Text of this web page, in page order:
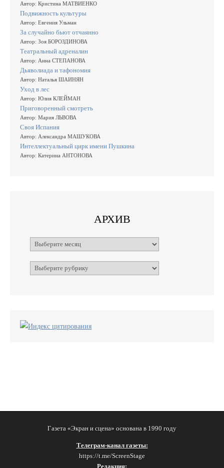
Автор: Кристина МАТВИЕНКО
Подвижность культуры
Автор: Евгения Ульман
За случайно бьют отчаянно
Автор: Зоя БОРОЗДИНОВА
Театральный адреналин
Автор: Анна СТЕПАНОВА
Дьяволиада и тафономия
Автор: Наталья ШАИНЯН
Уход в лес
Автор: Юлия КЛЕЙМАН
Приговоренный смотреть
Автор: Мария ЛЬВОВА
Своя Испания
Автор: Александра МАШУКОВА
Интеллектуальный цирк имени Пушкина
Автор: Катерина АНТОНОВА
АРХИВ
Архивы
Рубрики
Газета «Экран и сцена» основана в 1990 году
Телеграм-канал газеты:
https://t.me/ScreenStage
Редакция: